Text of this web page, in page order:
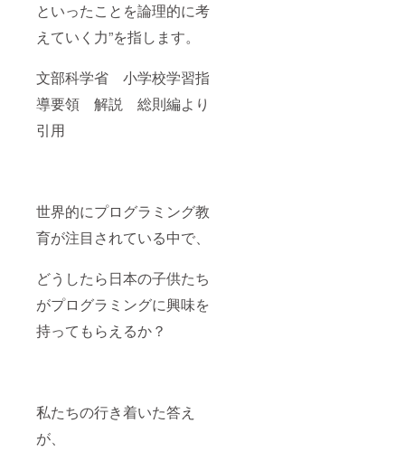
といったことを論理的に考
えていく力”を指します。
文部科学省 小学校学習指
導要領 解説 総則編より
引用
世界的にプログラミング教
育が注目されている中で、
どうしたら日本の子供たち
がプログラミングに興味を
持ってもらえるか？
私たちの行き着いた答え
が、